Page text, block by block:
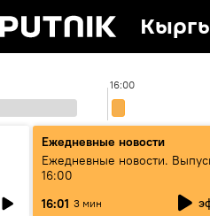
16:00
Ежедневные новости
Ежедневные новости.
16:00
16:01 3 мин